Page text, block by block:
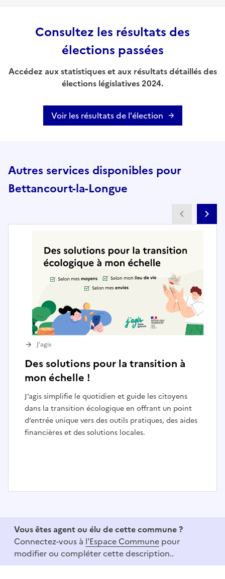
Consultez les résultats des
élections passées
Accédez aux statistiques et aux résultats détaillés des
élections législatives 2024.
Voir les résultats de l'élection
Autres services disponibles pour
Bettancourt-la-Longue
Des solutions pour la transition à
mon échelle !
J’agis simplifie le quotidien et guide les citoyens
dans la transition écologique en offrant un point
d’entrée unique vers des outils pratiques, des aides
financières et des solutions locales.
J’agis
f
Vous êtes agent ou élu de cette commune ?
Connectez-vous à l'Espace Commune pour
modifier ou compléter cette description..